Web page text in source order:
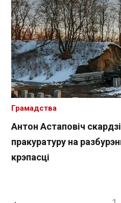
Антон Астаповіч
пракуратуру на
крэпасці
Грамадства